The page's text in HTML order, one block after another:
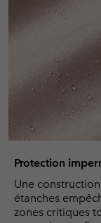
Protection
Une
étanches
zones critiques